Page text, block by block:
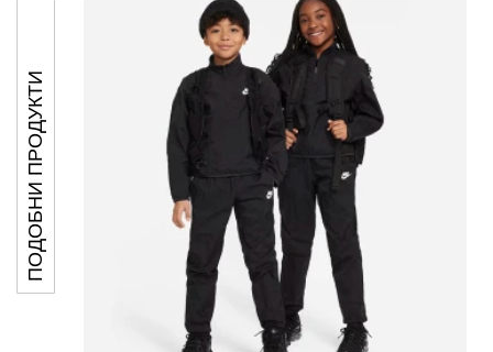
ПОДОБНИ ПРОДУКТИ